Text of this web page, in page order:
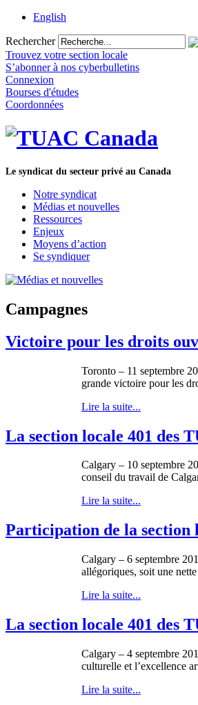
English
Rechercher
Trouvez votre section locale
S’abonner à nos cyberbulletins
Connexion
Bourses d'études
Coordonnées
Le syndicat du secteur privé au Canada
Notre syndicat
Médias et nouvelles
Ressources
Enjeux
Moyens d’action
Se syndiquer
Campagnes
Victoire pour les droits
Toronto – 11 septembre
grande victoire pour les
Lire la suite...
La section locale 401 des
Calgary – 10 septembre
conseil du travail de
Lire la suite...
Participation de la section
Calgary – 6 septembre
allégoriques, soit une nette
Lire la suite...
La section locale 401 des
Calgary – 4 septembre
culturelle et l’excellence
Lire la suite...